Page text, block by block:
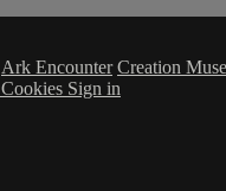
Ark Encounter Creation
Cookies Sign in